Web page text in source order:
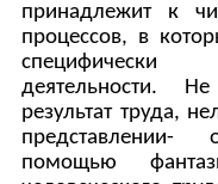
принадлежит к
процессов, в
специфически
деятельности.
результат труда,
представлении-
помощью